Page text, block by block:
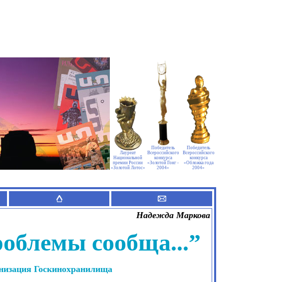
Лауреат
Национальной
премии России
«Золотой Лотос»
Победитель
Всероссийского
конкурса
«Золотой Гонг -
2004»
Победитель
Всероссийского
конкурса
«Обложка года
2004»
Надежда Маркова
сообща...”
Госкинохранилища